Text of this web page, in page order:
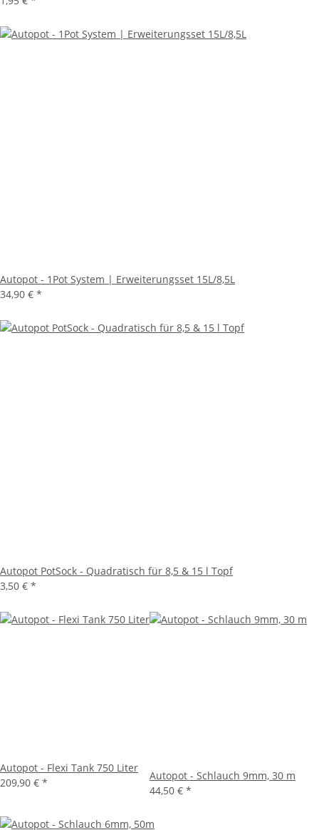
Autopot - 1Pot System | Erweiterungsset 15L/8,5L
34,90 € *
Autopot PotSock - Quadratisch für 8,5 & 15 l Topf
3,50 € *
Autopot - Flexi Tank 750 Liter
209,90 € *
Autopot - Schlauch 9mm, 30 m
44,50 € *